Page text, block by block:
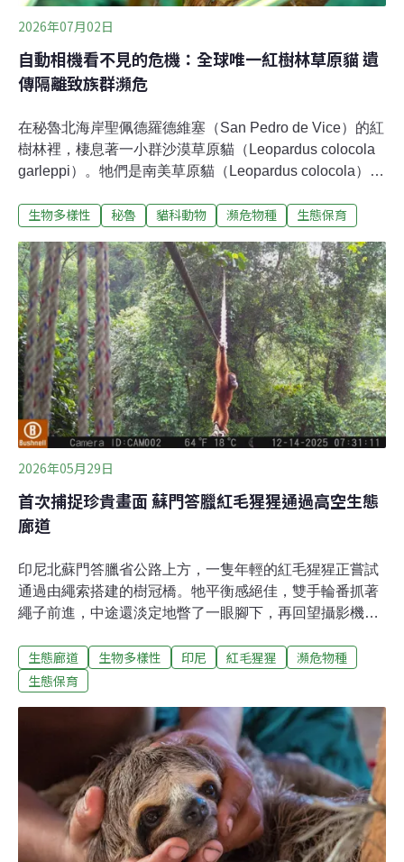
2026年07月02日
自動相機看不見的危機：全球唯一紅樹林草原貓 遺
傳隔離致族群瀕危
在秘魯北海岸聖佩德羅德維塞（San Pedro de Vice）的紅
樹林裡，棲息著一小群沙漠草原貓（Leopardus colocola
garleppi）。牠們是南美草原貓（Leopardus colocola）的
離。因此，保育人士從10幾年前就開始保護牠們。「這個
地的草原貓。」草原貓工作小組及秘魯沙漠貓計畫協調員
賈西亞（Alvaro Garcia）表示。沙漠草原貓最明顯的特徵
是臉型寬。牠們分布在哥倫比亞到阿根廷間的狹長地帶，
能適應乾燥環境，因此多半棲息於沙漠、草原及乾燥森
林，在紅樹林極為罕見，僅在秘魯這處的紅樹林發現沙漠
草原貓。這片紅樹林是乾燥紅樹林，又稱灌叢型紅樹林，
位於潮間帶，不會每天都受到海洋潮汐沖刷，所以土壤鹽
分很高。 起初，研究員以為這群草原貓適應良好。草原貓
及秘魯沙漠貓計畫專員
生物多樣性 秘魯 貓科動物 瀕危物種 生態保育
2026年05月29日
首次捕捉珍貴畫面 蘇門答臘紅毛猩猩通過高空生態
廊道
印尼北蘇門答臘省公路上方，一隻年輕的紅毛猩猩正嘗試
通過由繩索搭建的樹冠橋。牠平衡感絕佳，雙手輪番抓著
繩子前進，中途還淡定地瞥了一眼腳下，再回望攝影機，
森林。為了這畫面，保育人士等了整整兩年。幾乎都待在
樹冠層的瀕危物種紅毛猩猩曾廣泛分布在南亞，如今已極
婆羅洲猩猩（Pongo pygmaeus）剩10萬多隻、蘇門答臘
猩猩（Pongo abelii）少於1萬4000隻，而塔巴努里猩猩
（Pongo tapanuliensis）僅剩800隻。牠們是樹棲動物，
九成以上的時間都待在森林樹冠層，熟知各條在森林間擺
盪穿梭的路線。然而，人們為了種植高價值的經濟作物，
大量砍伐雨林，造成紅毛猩猩的族群數量急遽下滑。為了
讓鄉村地區居民能更方便地就醫、上學、生活採買，2023
生態廊道 生物多樣性 印尼 紅毛猩猩
瀕危物種
生態保育